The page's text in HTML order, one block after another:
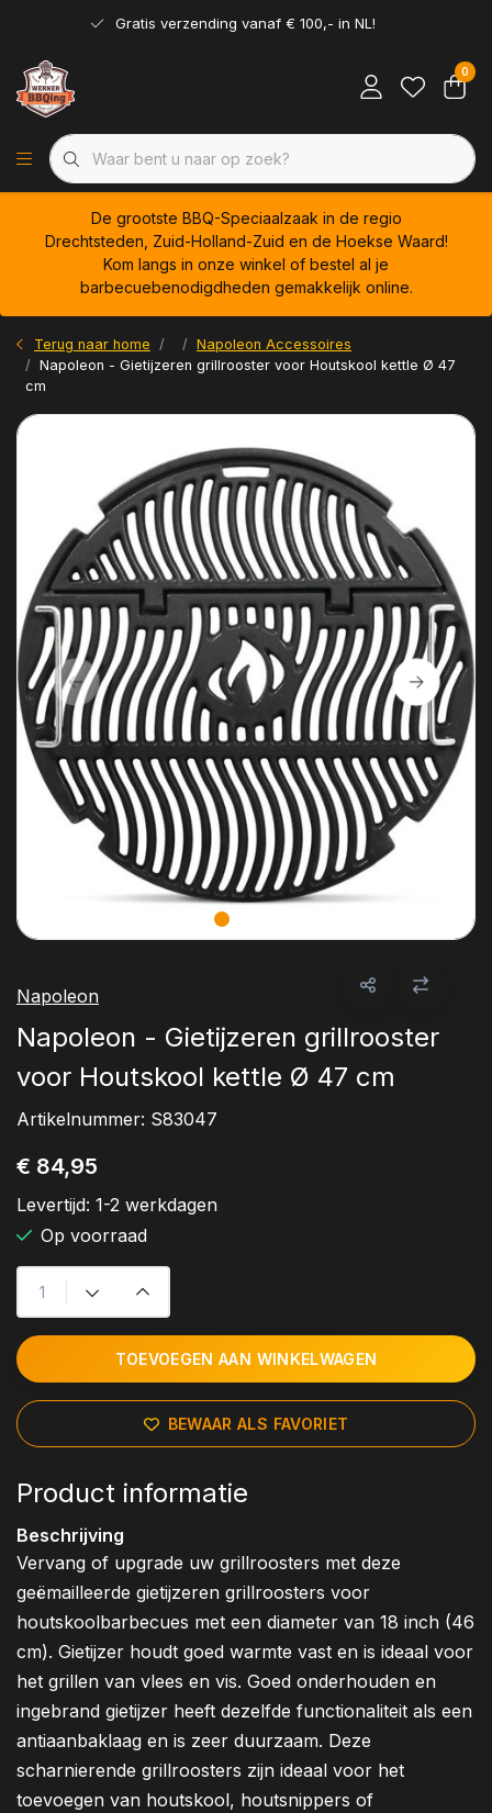
Gratis verzending vanaf € 100,- in NL!
0
De grootste BBQ-Speciaalzaak in de regio
Drechtsteden, Zuid-Holland-Zuid en de Hoekse Waard!
Kom langs in onze winkel of bestel al je
barbecuebenodigdheden gemakkelijk online.
Terug naar home
Napoleon Accessoires
Napoleon - Gietijzeren grillrooster voor Houtskool kettle Ø 47
cm
Napoleon
Napoleon - Gietijzeren grillrooster
voor Houtskool kettle Ø 47 cm
Artikelnummer: S83047
€ 84,95
Levertijd: 1-2 werkdagen
Op voorraad
TOEVOEGEN AAN WINKELWAGEN
BEWAAR ALS FAVORIET
Product informatie
Beschrijving
Vervang of upgrade uw grillroosters met deze
geëmailleerde gietijzeren grillroosters voor
houtskoolbarbecues met een diameter van 18 inch (46
cm). Gietijzer houdt goed warmte vast en is ideaal voor
het grillen van vlees en vis. Goed onderhouden en
ingebrand gietijzer heeft dezelfde functionaliteit als een
antiaanbaklaag en is zeer duurzaam. Deze
scharnierende grillroosters zijn ideaal voor het
toevoegen van houtskool, houtsnippers of